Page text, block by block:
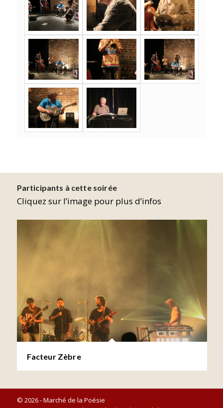
Participants à cette soirée
Cliquez sur l’image pour plus d’infos
Facteur Zèbre
© 2026 - Marché de la Poésie